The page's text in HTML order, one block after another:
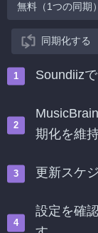
無料（1つの同期）
同期化する
Soundiiz
期化を維
更新スケ
設定を確